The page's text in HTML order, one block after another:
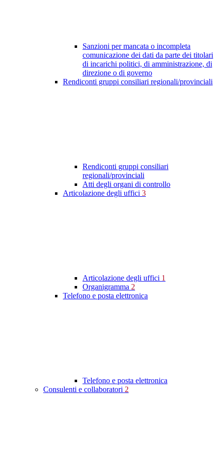
Sanzioni per mancata o incompleta
comunicazione dei dati da parte dei titolari
di incarichi politici, di amministrazione, di
direzione o di governo
Rendiconti gruppi consiliari regionali/provinciali
Rendiconti gruppi consiliari
regionali/provinciali
Atti degli organi di controllo
Articolazione degli uffici 3
Articolazione degli uffici 1
Organigramma 2
Telefono e posta elettronica
Telefono e posta elettronica
Consulenti e collaboratori 2